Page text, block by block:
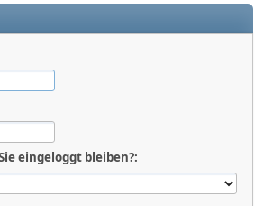
eingeloggt bleiben?: